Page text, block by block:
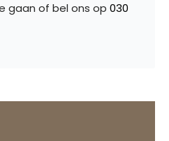
gaan of bel ons op 030